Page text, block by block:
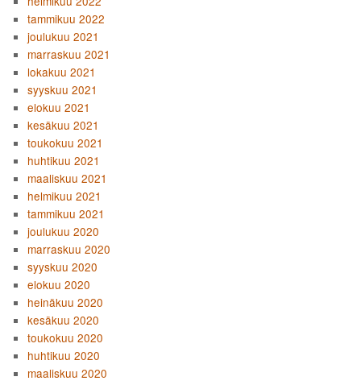
tammikuu 2022
joulukuu 2021
marraskuu 2021
lokakuu 2021
syyskuu 2021
elokuu 2021
kesäkuu 2021
toukokuu 2021
huhtikuu 2021
maaliskuu 2021
helmikuu 2021
tammikuu 2021
joulukuu 2020
marraskuu 2020
syyskuu 2020
elokuu 2020
heinäkuu 2020
kesäkuu 2020
toukokuu 2020
huhtikuu 2020
maaliskuu 2020